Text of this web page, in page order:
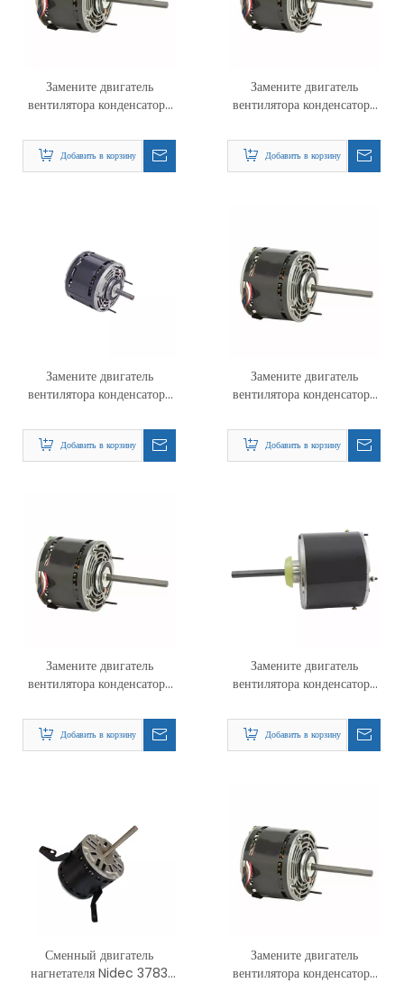
Замените двигатель
вентилятора конденсатора
Добавить в корзину
Замените двигатель
вентилятора конденсатора
Добавить в корзину
Замените двигатель
вентилятора конденсатора
Добавить в корзину
Замените двигатель
вентилятора конденсатора
Добавить в корзину
Замените двигатель
вентилятора конденсатора
Добавить в корзину
Замените двигатель
вентилятора конденсатора
Добавить в корзину
Сменный двигатель
нагнетателя Nidec 3783
Замените двигатель
вентилятора конденсатора